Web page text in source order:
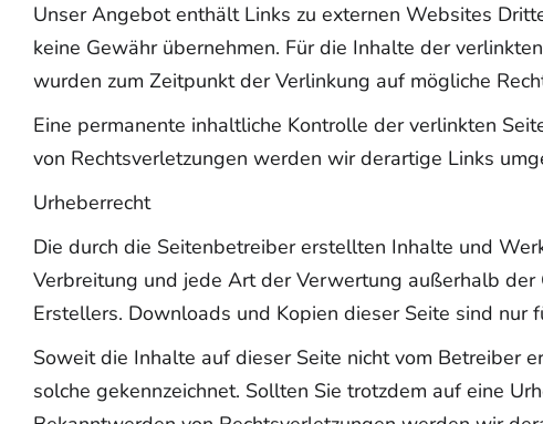
Unser Angebot enthält Links zu externen Websites
keine Gewähr übernehmen. Für die Inhalte der
wurden zum Zeitpunkt der Verlinkung auf mögliche
Eine permanente inhaltliche Kontrolle der verlinkten
von Rechtsverletzungen werden wir derartige Links
Urheberrecht
Die durch die Seitenbetreiber erstellten Inhalte und
Verbreitung und jede Art der Verwertung außerhalb
Erstellers. Downloads und Kopien dieser Seite sind
Soweit die Inhalte auf dieser Seite nicht vom Betreiber
solche gekennzeichnet. Sollten Sie trotzdem auf eine